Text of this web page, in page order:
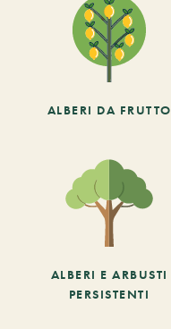
ALBERI DA FRUTTO
ALBERI E ARBUSTI
PERSISTENTI